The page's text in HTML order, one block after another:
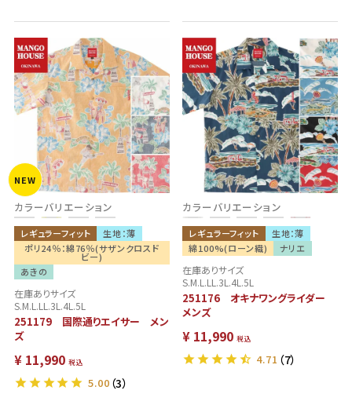
カラーバリエーション
レギュラーフィット
生地：薄
ポリ24％：綿76％(サザンクロスド
ビー)
あきの
NEW
在庫ありサイズ
S.M.L.LL.3L.4L.5L
251179 国際通りエイサー メン
ズ
¥ 11,990 税込
5.00 （3）
カラーバリエーション
レギュラーフィット
生地：薄
綿100%(ローン織)
ナリエ
在庫ありサイズ
S.M.L.LL.3L.4L.5L
251176 オキナワングライダー
メンズ
¥ 11,990 税込
4.71 （7）